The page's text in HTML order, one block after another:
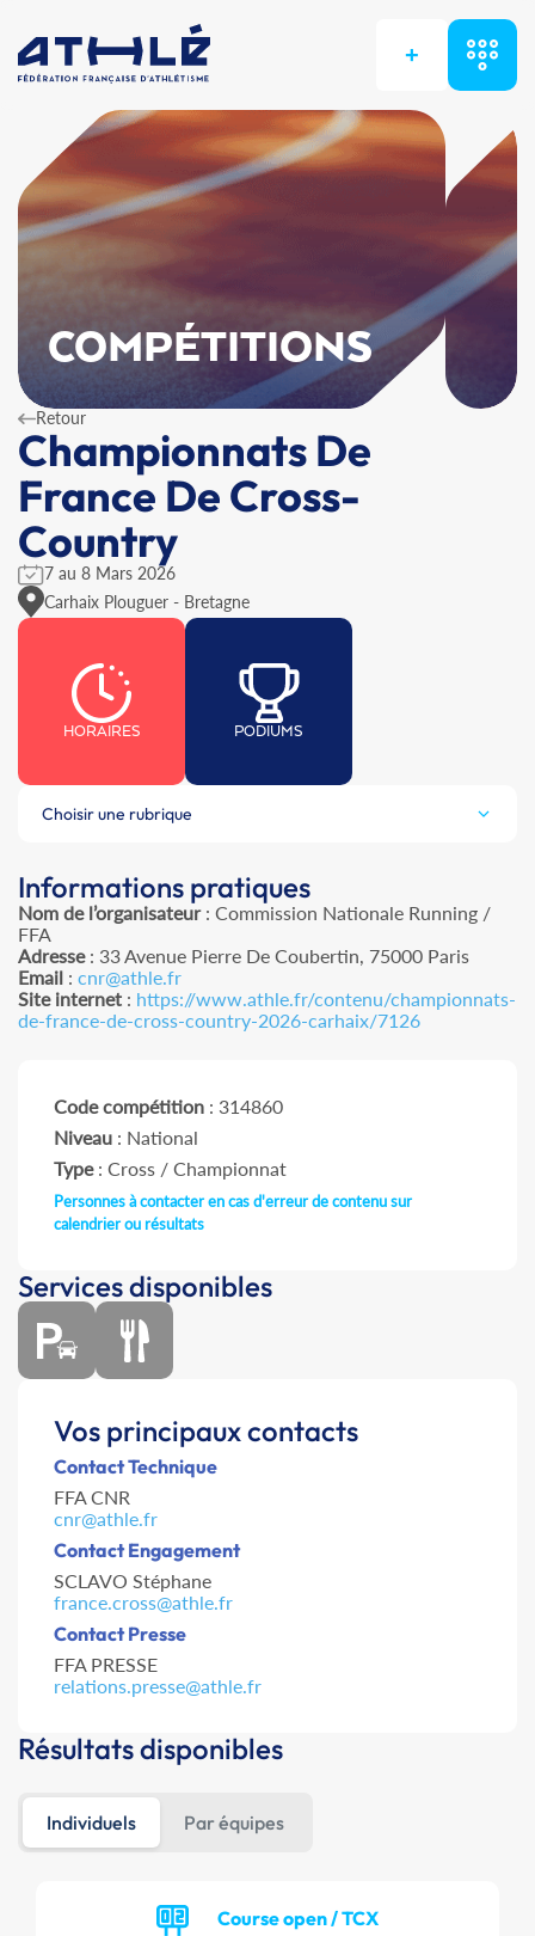
+
COMPÉTITIONS
Retour
Championnats De
France De Cross-
Country
7 au 8 Mars 2026
Carhaix Plouguer - Bretagne
HORAIRES PODIUMS
Choisir une rubrique
Informations pratiques
Nom de l’organisateur: Commission Nationale Running /
FFA
Adresse: 33 Avenue Pierre De Coubertin, 75000 Paris
Email : cnr@athle.fr
Site internet : https://www.athle.fr/contenu/championnats-
de-france-de-cross-country-2026-carhaix/7126
Code compétition : 314860
Niveau : National
Type: Cross / Championnat
Personnes à contacter en cas d'erreur de contenu sur
calendrier ou résultats
Services disponibles
Vos principaux contacts
Contact Technique
FFA CNR
cnr@athle.fr
Contact Engagement
SCLAVO Stéphane
france.cross@athle.fr
Contact Presse
FFA PRESSE
relations.presse@athle.fr
Résultats disponibles
Individuels Par équipes
Course open / TCX